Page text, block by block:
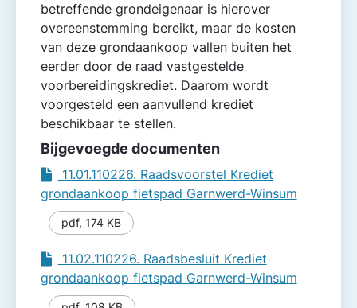
betreffende grondeigenaar is hierover
overeenstemming bereikt, maar de kosten
van deze grondaankoop vallen buiten het
eerder door de raad vastgestelde
voorbereidingskrediet. Daarom wordt
voorgesteld een aanvullend krediet
beschikbaar te stellen.
Bijgevoegde documenten
11.01.110226. Raadsvoorstel Krediet
grondaankoop fietspad Garnwerd-Winsum
pdf, 174 KB
11.02.110226. Raadsbesluit Krediet
grondaankoop fietspad Garnwerd-Winsum